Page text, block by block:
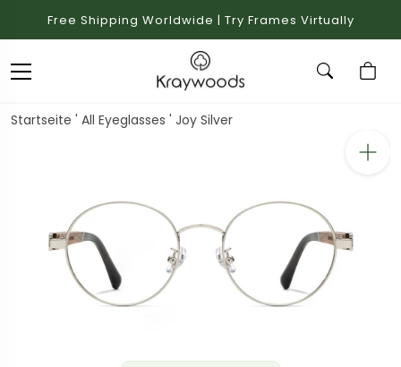
Free Shipping Worldwide | Try Frames Virtually
Startseite ' All Eyeglasses ' Joy Silver